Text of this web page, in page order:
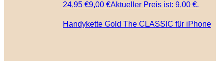
24,95 €9,00 €Aktueller Preis ist: 9,00 €.
Handykette Gold The CLASSIC für iPhone